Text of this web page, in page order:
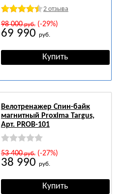
2 отзыва
98 000руб.(-29%)
69 990 руб.
Велотренажер Спин-байк
магнитный Proxima Targus,
Арт. PROB-101
53 400руб.(-27%)
38 990 руб.